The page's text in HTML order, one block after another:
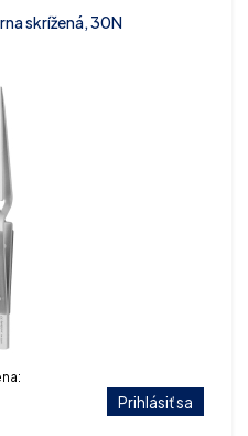
skrížená, 30N
Prihlásiť sa